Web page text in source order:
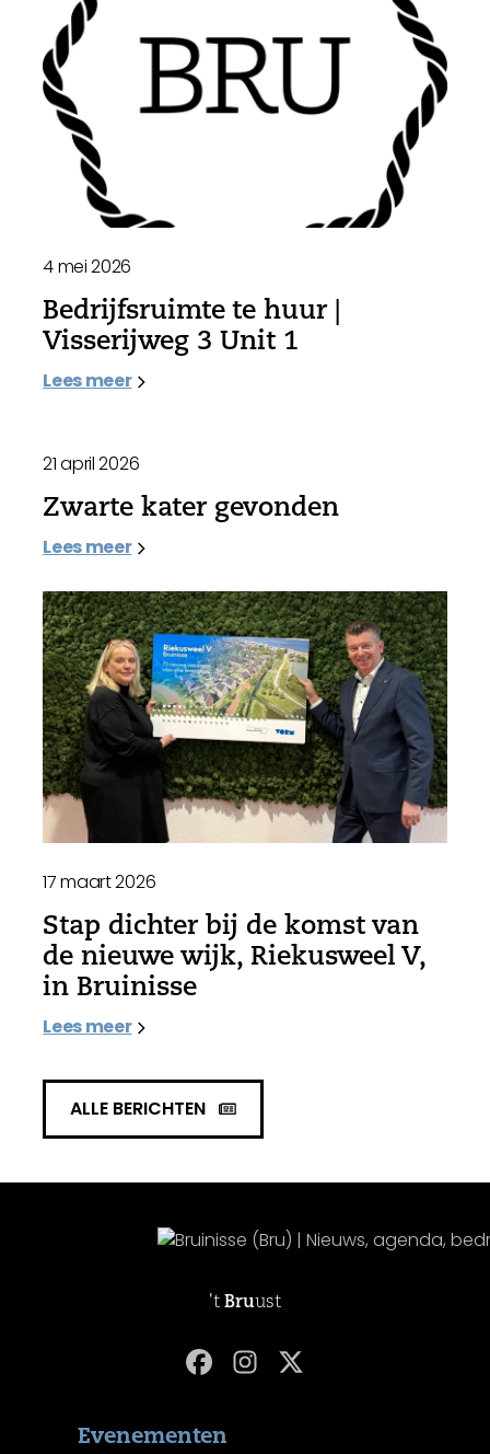
4 mei 2026
Bedrijfsruimte te huur |
Visserijweg 3 Unit 1
Lees meer
21 april 2026
Zwarte kater gevonden
Lees meer
17 maart 2026
Stap dichter bij de komst van
de nieuwe wijk, Riekusweel V,
in Bruinisse
Lees meer
ALLE BERICHTEN
't Bruust
Evenementen